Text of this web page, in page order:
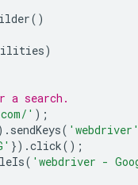
()
)
a search.
' );
sendKeys(
}).click();
( 'webdriver -